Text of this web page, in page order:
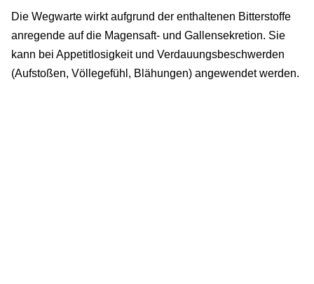
Die Wegwarte wirkt aufgrund der enthaltenen Bitterstoffe
anregende auf die Magensaft- und Gallensekretion. Sie
kann bei Appetitlosigkeit und Verdauungsbeschwerden
(Aufstoßen, Völlegefühl, Blähungen) angewendet werden.